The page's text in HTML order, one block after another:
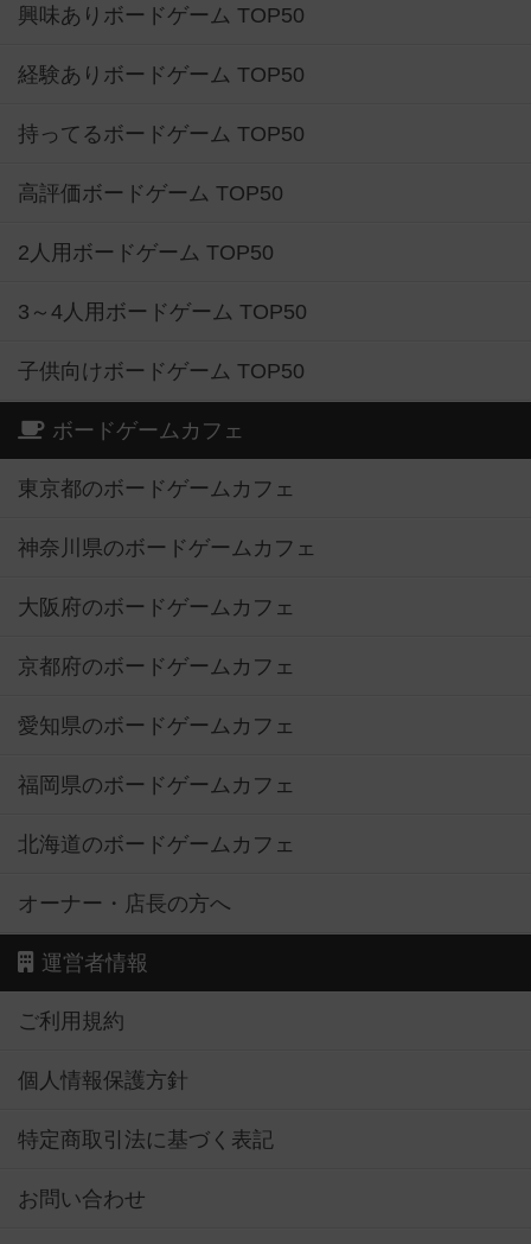
興味ありボードゲーム TOP50
経験ありボードゲーム TOP50
持ってるボードゲーム TOP50
高評価ボードゲーム TOP50
2人用ボードゲーム TOP50
3～4人用ボードゲーム TOP50
子供向けボードゲーム TOP50
ボードゲームカフェ
東京都のボードゲームカフェ
神奈川県のボードゲームカフェ
大阪府のボードゲームカフェ
京都府のボードゲームカフェ
愛知県のボードゲームカフェ
福岡県のボードゲームカフェ
北海道のボードゲームカフェ
オーナー・店長の方へ
運営者情報
ご利用規約
個人情報保護方針
特定商取引法に基づく表記
お問い合わせ